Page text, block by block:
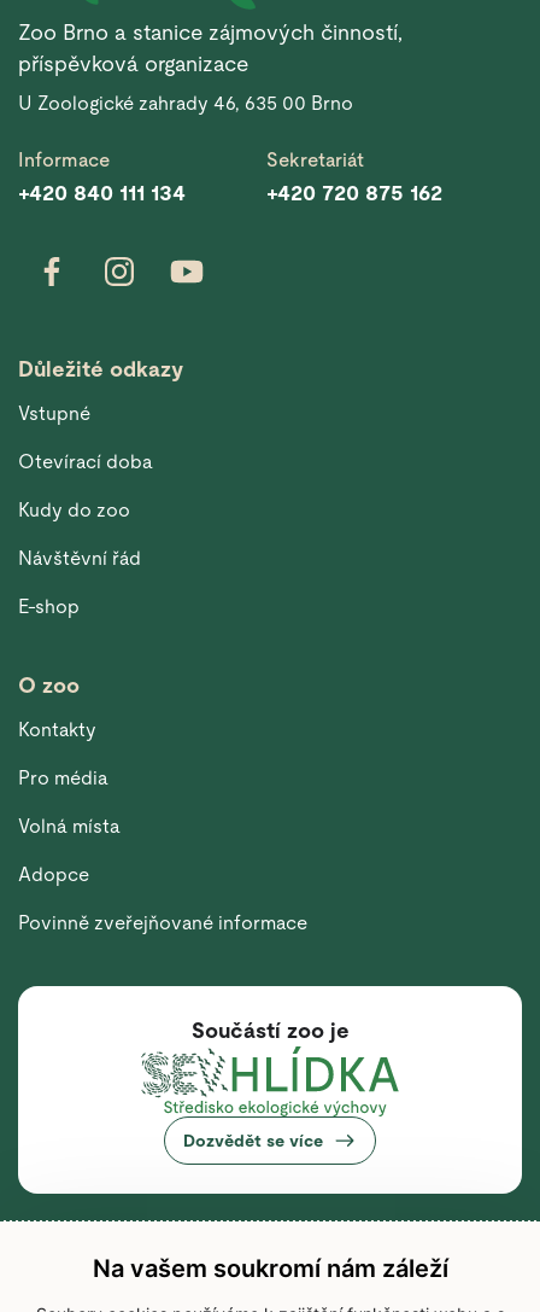
Zoo Brno a stanice zájmových činností,
příspěvková organizace
U Zoologické zahrady 46, 635 00 Brno
Informace
+420 840 111 134
Sekretariát
+420 720 875 162
Důležité odkazy
Vstupné
Otevírací doba
Kudy do zoo
Návštěvní řád
E-shop
O zoo
Kontakty
Pro média
Volná místa
Adopce
Povinně zveřejňované informace
Součástí zoo je
Dozvědět se více
Na vašem soukromí nám záleží